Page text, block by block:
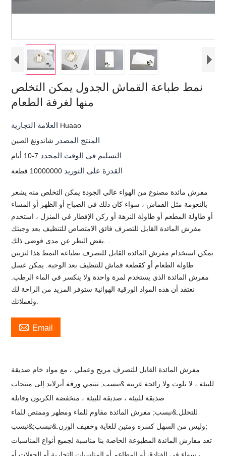
نمط طباعة القماش الجدول يمكن التخلص
منها لغرفة الطعام
Huaao
المنتج المصدر شاندونغ الصين
التسليم في الوقت المحدد 7-10 أيام
القدرة على التوريد 10000000 قطعة
مفرش مائدة مصنوع من الهواء عالي الجودة يمكن التخلص منه يشعر
بالنعومة مثل القماش ، سواء كان ذلك في الصباح أو الظهر أو المساء
أو طاولة المطعم أو طاولة النزهة أو ركن الإفطار في المنزل ، استخدم
مفرش المائدة القابل للتصرف فائق الامتصاص للتنظيف بعد وجبتك
يمكن استخدام مفرش المائدة القابل للتصرف بطباعة النمط هذا لتزيين
طاولة الطعام أو كقطعة قماش للتنظيف بعد الوجبة. يمكن غسل
مفرش المائدة الذي يستخدم لمرة واحدة ولا ينكسر في الماء الرطب.
نعتقد أن هذه المواد الورقية الهوائية ستوفر المزيد من الراحة لك
 Email
مفرش المائدة القابل للتصرف مريح وعملي ، مع مواد خام صديقة
للبيئة ، لا تلوث ولا رائحة غريبة.&نبسب; تنتمي ورقة أيرلايد إلى منتجات
صديقة للبيئة ، صديقة للبيئة ، منخفضة الكربون وقابلة
للتحلل.&نبسب; مفرش المائدة مقاوم للماء ومطهر وممتص للماء
وليس من السهل كسره ومتين للغاية وخفيف الوزن.&نبسب;&نبسب;
تعد مفارش المائدة المطبوعة الخاصة بنا مناسبة لجميع أنواع المناسبات